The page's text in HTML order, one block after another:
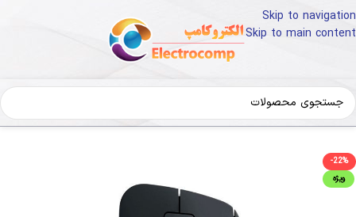
Skip to navigation
Skip to main content
خانه کالای دیجیتال لوازم جانبی کامپیوتر ماوس
-22%
ویژه